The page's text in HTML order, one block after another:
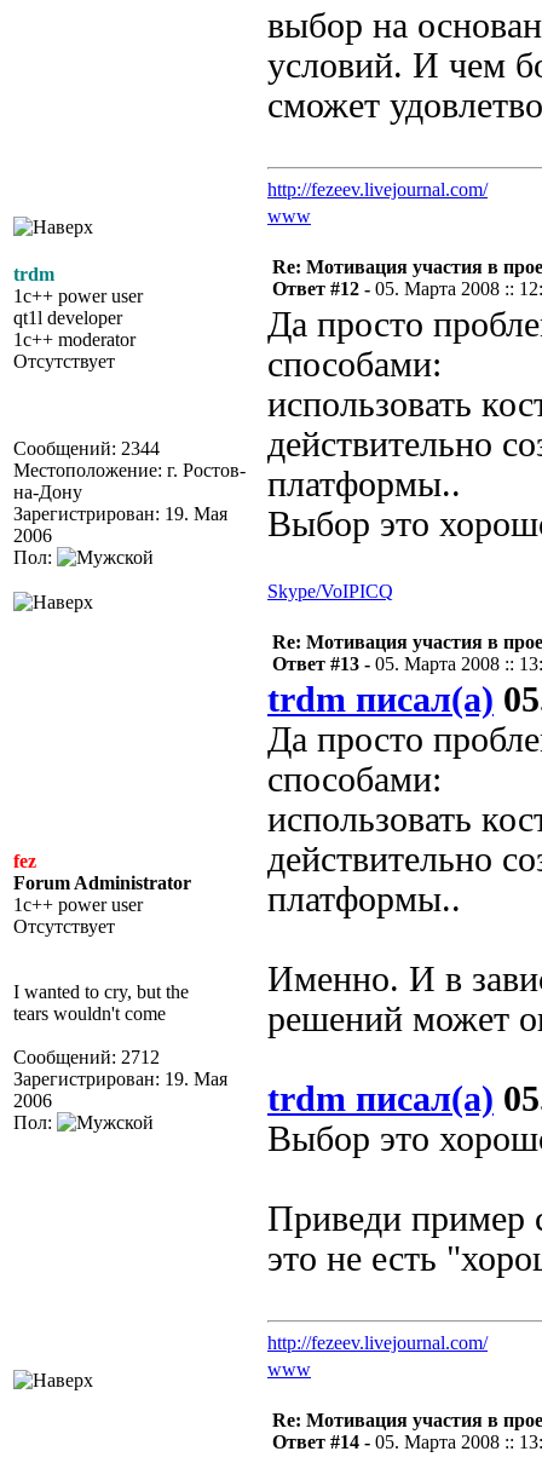
выбор на
условий. И чем
сможет
http://fezeev.livejournal.com/
www
trdm
1c++ power user
qt1l developer
1c++ moderator
Отсутствует
Сообщений: 2344
Местоположение: г. Ростов-
на-Дону
Зарегистрирован: 19. Мая
2006
Пол:
Re: Мотивация участия в
Ответ #12 - 05. Марта 2008 ::
Да просто
способами:
использовать
действительно
платформы..
Выбор это
Skype/VoIPICQ
fez
Forum Administrator
1c++ power user
Отсутствует
I wanted to cry, but the
tears wouldn't come
Сообщений: 2712
Зарегистрирован: 19. Мая
2006
Пол:
Re: Мотивация участия в
Ответ #13 - 05. Марта 2008 ::
trdm писал(а)
Да просто
способами:
использовать
действительно
платформы..
Именно. И в
решений может
trdm писал(а)
Выбор это
Приведи пример
это не есть
http://fezeev.livejournal.com/
www
Re: Мотивация участия в
Ответ #14 - 05. Марта 2008 ::